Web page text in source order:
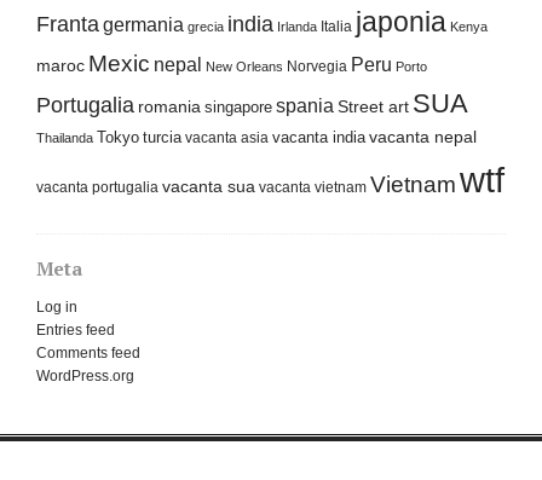
Frantagermania grecia india Irlanda Italia japonia Kenya
maroc Mexic nepal New Orleans Norvegia Peru Porto
Portugalia romania singapore spania Street art SUA
Thailanda Tokyo turcia vacanta asia vacanta india vacanta nepal
vacanta portugalia vacanta sua vacanta vietnam Vietnamwtf
Meta
Log in
Entries feed
Comments feed
WordPress.org